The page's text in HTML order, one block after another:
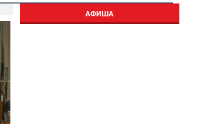
АФИША